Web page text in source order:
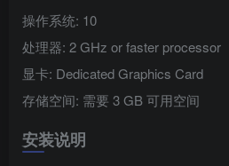
操作系统: 10
处理器: 2 GHz or faster processor
显卡: Dedicated Graphics Card
存储空间: 需要 3 GB 可用空间
安装说明